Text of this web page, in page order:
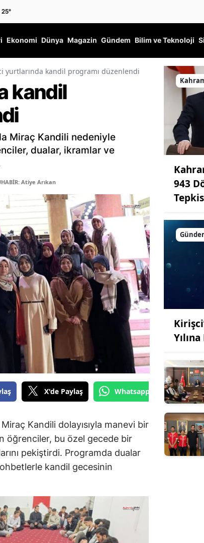
25°
Ekonomi Dünya Magazin Gündem Bilim ve Teknoloji
yurtlarında kandil programı düzenlendi
kandil
Miraç Kandili nedeniyle
dualar, ikramlar ve
Atiye Arıkan
X'de Paylaş Whatsapp'tan Gönder
Kandili dolayısıyla manevi bir
öğrenciler, bu özel gecede bir
pekiştirdi. Programda dualar
kandil gecesinin
943